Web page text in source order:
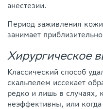
анестезии.
Период заживления
занимает
Хирургическое
Классический способ
скальпелем иссекает
редко и лишь в случаях,
неэффективны, или